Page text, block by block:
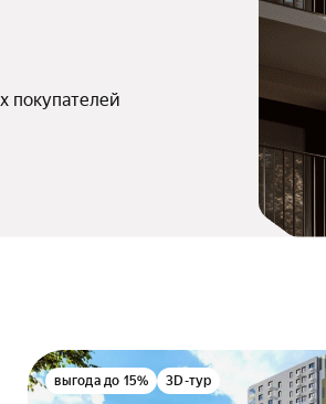
покупателей
выгода до 15% 3D-тур